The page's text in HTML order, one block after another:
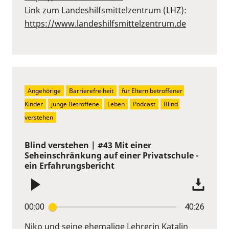
Link zum Landeshilfsmittelzentrum (LHZ):
https://www.landeshilfsmittelzentrum.de
Blind verstehen | #43 Mit einer
Seheinschränkung auf einer Privatschule -
ein Erfahrungsbericht
00:00 40:26
Niko und seine ehemalige Lehrerin Katalin
Angehörige Barrierefreiheit
für Eltern betroffener
Kinder
junge Betroffene Leben Podcast
Blind
verstehen